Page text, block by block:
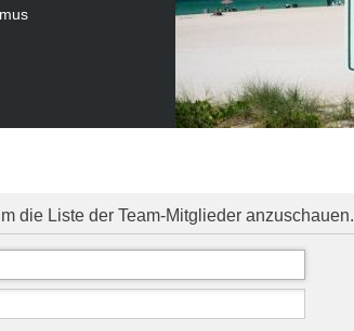
die Liste der Team-Mitglieder anzuschauen.